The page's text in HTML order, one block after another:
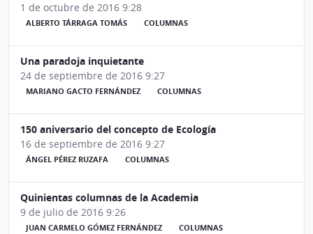
1 de octubre de 2016 9:28
ALBERTO TÁRRAGA TOMÁS COLUMNAS
Una paradoja inquietante
24 de septiembre de 2016 9:27
MARIANO GACTO FERNÁNDEZ COLUMNAS
150 aniversario del concepto de Ecología
16 de septiembre de 2016 9:27
ÁNGEL PÉREZ RUZAFA COLUMNAS
Quinientas columnas de la Academia
9 de julio de 2016 9:26
JUAN CARMELO GÓMEZ FERNÁNDEZ COLUMNAS